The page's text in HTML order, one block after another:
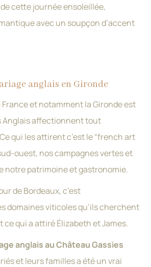
cette journée ensoleillée,
avec un soupçon d’accent
anglais en Gironde
et notamment la Gironde est
Anglais affectionnent tout
qui les attirent c’est le “french art
ouest, nos campagnes vertes et
notre patrimoine et gastronomie.
de Bordeaux, c’est
domaines viticoles qu’ils cherchent
ce qui a attiré Élizabeth et James.
anglais au Château Gassies
et leurs familles a été un vrai